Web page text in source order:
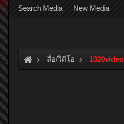
สื่อ/วิดีโอ 1320video
Search Media New Media